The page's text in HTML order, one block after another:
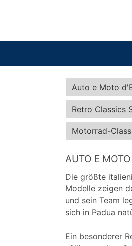
Auto e Moto
Retro Classics
Motorrad-
AUTO E
Die größte
Modelle zeigen
und sein Team
sich in Padua
Ein besonderer